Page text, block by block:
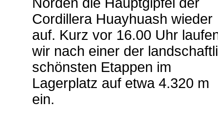
Cordillera Huayhuash wieder
auf. Kurz vor 16.00 Uhr
wir nach einer der
schönsten Etappen im
Lagerplatz auf etwa 4.320 m
ein.